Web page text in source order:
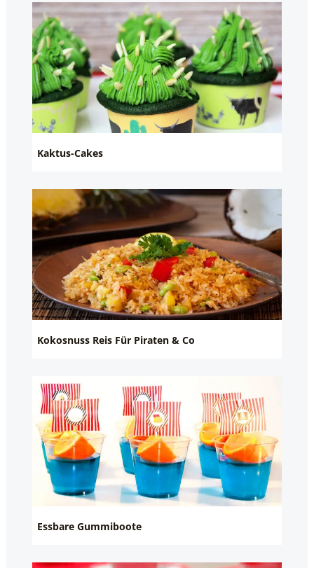
Kaktus-Cakes
Kokosnuss Reis Für Piraten & Co
Essbare Gummiboote